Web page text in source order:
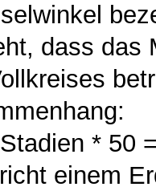
dass das
* 50
einem